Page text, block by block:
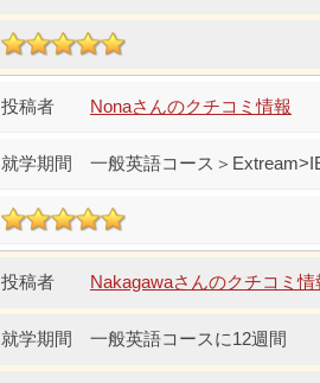
Nonaさんのクチコミ情報
一般英語コース＞
Nakagawaさんのクチコミ情
一般英語コースに12週間